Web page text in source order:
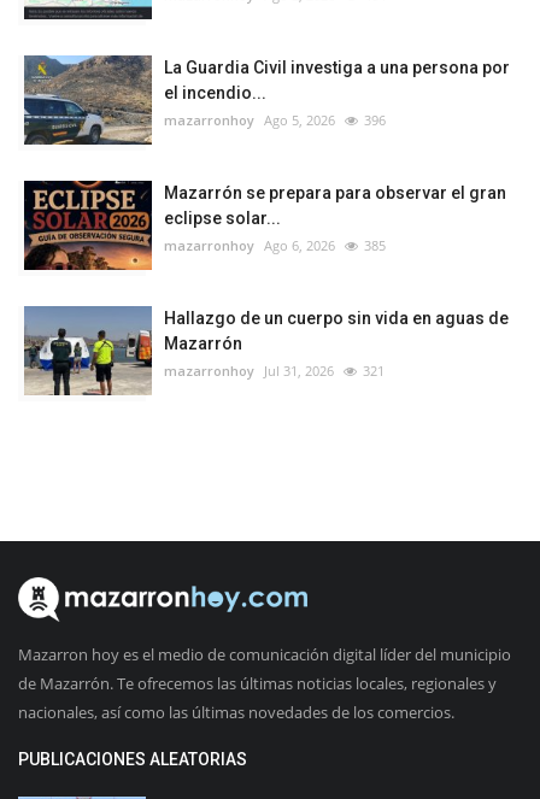
La Guardia Civil investiga a una persona por
el incendio...
mazarronhoy Ago 5, 2026 396
Mazarrón se prepara para observar el gran
eclipse solar...
mazarronhoy Ago 6, 2026 385
Hallazgo de un cuerpo sin vida en aguas de
Mazarrón
mazarronhoy Jul 31, 2026 321
Mazarron hoy es el medio de comunicación digital líder del municipio
de Mazarrón. Te ofrecemos las últimas noticias locales, regionales y
nacionales, así como las últimas novedades de los comercios.
PUBLICACIONES ALEATORIAS